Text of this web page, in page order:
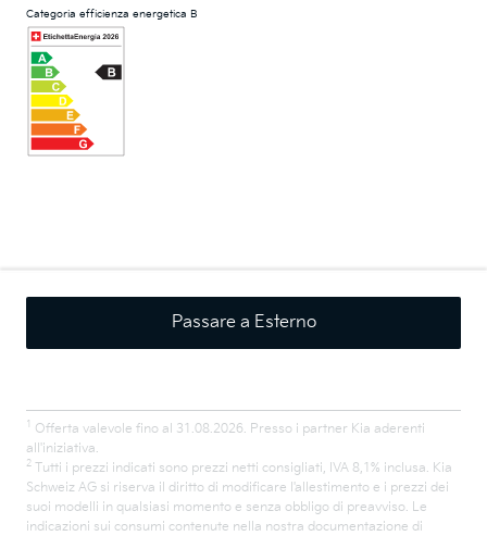
Categoria efficienza energetica B
Passare a Esterno
1 Offerta valevole fino al 31.08.2026. Presso i partner Kia aderenti
all'iniziativa.
2 Tutti i prezzi indicati sono prezzi netti consigliati, IVA 8,1% inclusa. Kia
Schweiz AG si riserva il diritto di modificare l'allestimento e i prezzi dei
suoi modelli in qualsiasi momento e senza obbligo di preavviso. Le
indicazioni sui consumi contenute nella nostra documentazione di